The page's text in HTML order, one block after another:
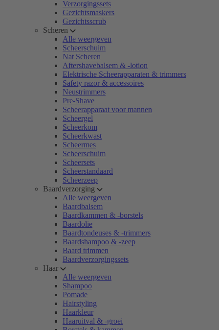
Verzorgingssets
Gezichtsmaskers
Gezichtsscrub
Scheren
Alle weergeven
Scheerschuim
Nat Scheren
Aftershavebalsem & -lotion
Elektrische Scheerapparaten & trimmers
Safety razor & accessoires
Neustrimmers
Pre-Shave
Scheerapparaat voor mannen
Scheergel
Scheerkom
Scheerkwast
Scheermes
Scheerschuim
Scheersets
Scheerstandaard
Scheerzeep
Baardverzorging
Alle weergeven
Baardbalsem
Baardkammen & -borstels
Baardolie
Baardtondeuses & -trimmers
Baardshampoo & -zeep
Baard trimmen
Baardverzorgingssets
Haar
Alle weergeven
Shampoo
Pomade
Hairstyling
Haarkleur
Haaruitval & -groei